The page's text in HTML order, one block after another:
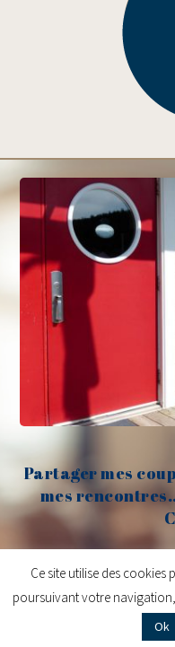
Partager mes
mes
Claude
centifoliae|
Ce site utilise des cookies
poursuivant votre
Ok